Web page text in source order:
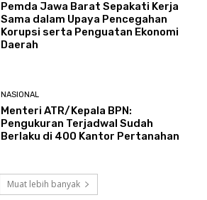
Pemda Jawa Barat Sepakati Kerja
Sama dalam Upaya Pencegahan
Korupsi serta Penguatan Ekonomi
Daerah
NASIONAL
Menteri ATR/Kepala BPN:
Pengukuran Terjadwal Sudah
Berlaku di 400 Kantor Pertanahan
Muat lebih banyak